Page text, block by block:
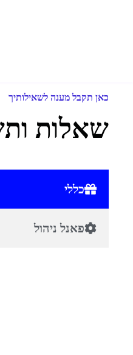
כאן תקבל מענה לשאילותיך
שאלות
כללי
פאנל ניהול